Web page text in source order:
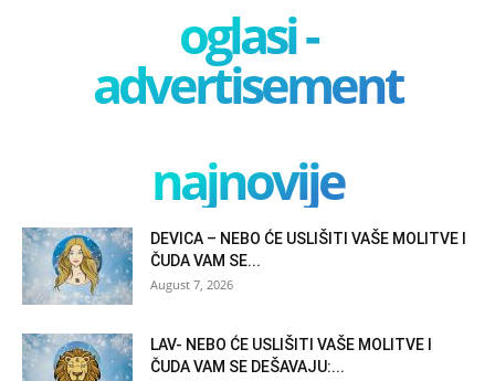
oglasi -
advertisement
najnovije
DEVICA – NEBO ĆE USLIŠITI VAŠE MOLITVE I
ČUDA VAM SE...
August 7, 2026
LAV- NEBO ĆE USLIŠITI VAŠE MOLITVE I
ČUDA VAM SE DEŠAVAJU:...